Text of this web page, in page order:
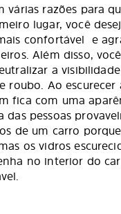
várias razões para
lugar, você
confortável e
Além disso,
a
roubo. Ao
fica com uma
das pessoas
de um carro
os vidros
no interior do